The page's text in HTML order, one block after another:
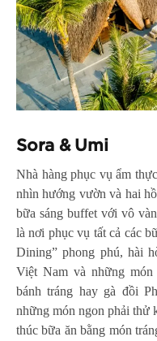
Sora & Umi
Nhà hàng phục vụ ẩm
nhìn hướng vườn và hai
bữa sáng buffet với vô
là nơi phục vụ tất cả các
Dining” phong phú, hài
Việt Nam và những
bánh tráng hay gà đồi
những món ngon phải thử
thúc bữa ăn bằng món